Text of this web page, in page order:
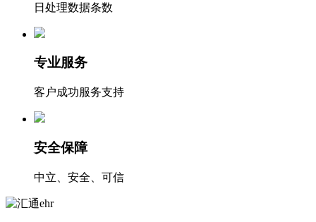
日处理数据条数
专业服务
客户成功服务支持
安全保障
中立、安全、可信